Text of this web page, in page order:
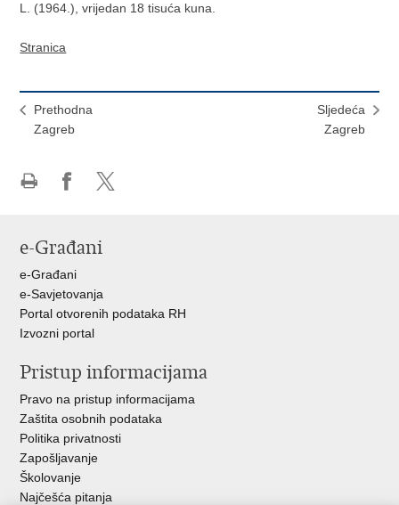
L. (1964.), vrijedan 18 tisuća kuna.
Stranica
Prethodna
Zagreb
Sljedeća
Zagreb
Facebooku
X-
e-Građani
e-Građani
e-Savjetovanja
Portal otvorenih podataka RH
Izvozni portal
Pristup informacijama
Pravo na pristup informacijama
Zaštita osobnih podataka
Politika privatnosti
Zapošljavanje
Školovanje
Najčešća pitanja